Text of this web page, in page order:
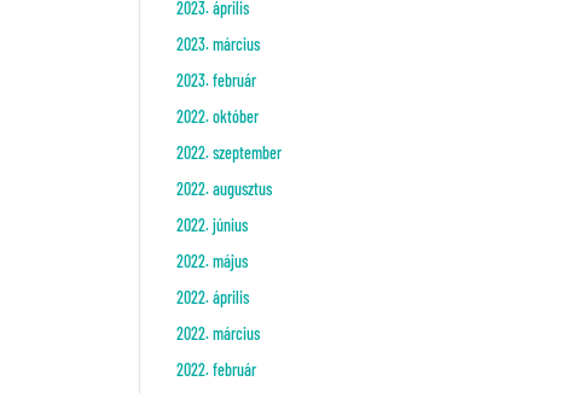
2023. április
2023. március
2023. február
2022. október
2022. szeptember
2022. augusztus
2022. június
2022. május
2022. április
2022. március
2022. február